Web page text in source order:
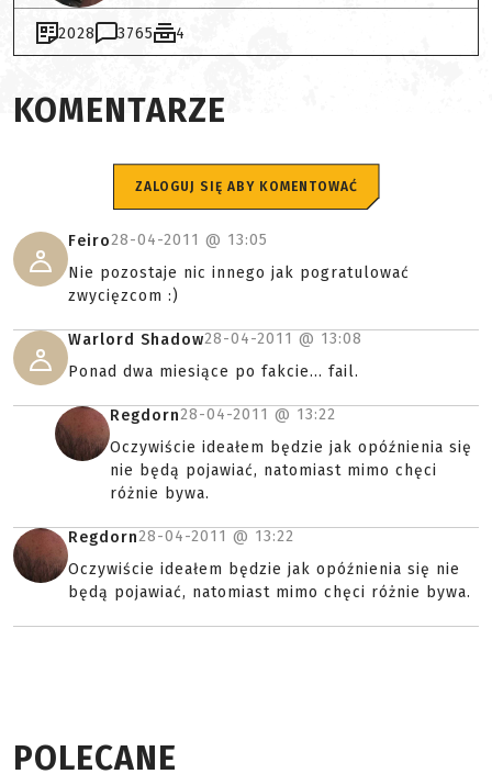
2028 3765 4
KOMENTARZE
ZALOGUJ SIĘ ABY KOMENTOWAĆ
Feiro28-04-2011 @ 13:05
Nie pozostaje nic innego jak pogratulować
zwycięzcom :)
Warlord Shadow28-04-2011 @ 13:08
Ponad dwa miesiące po fakcie... fail.
Regdorn28-04-2011 @ 13:22
Oczywiście ideałem będzie jak opóźnienia się
nie będą pojawiać, natomiast mimo chęci
różnie bywa.
Regdorn28-04-2011 @ 13:22
Oczywiście ideałem będzie jak opóźnienia się nie
będą pojawiać, natomiast mimo chęci różnie bywa.
POLECANE